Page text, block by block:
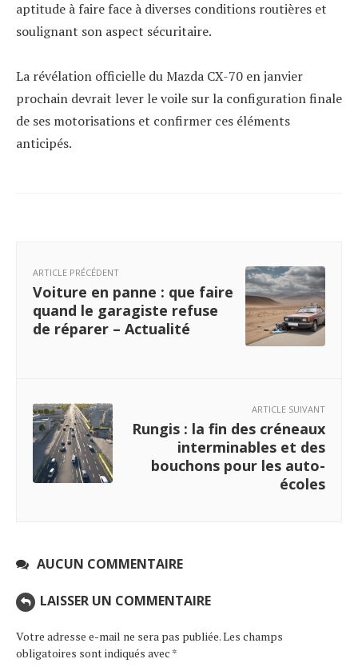
aptitude à faire face à diverses conditions routières et
soulignant son aspect sécuritaire.
La révélation officielle du Mazda CX-70 en janvier
prochain devrait lever le voile sur la configuration finale
de ses motorisations et confirmer ces éléments
anticipés.
ARTICLE PRÉCÉDENT
Voiture en panne : que faire
quand le garagiste refuse
de réparer – Actualité
ARTICLE SUIVANT
Rungis : la fin des créneaux
interminables et des
bouchons pour les auto-
écoles
AUCUN COMMENTAIRE
LAISSER UN COMMENTAIRE
Votre adresse e-mail ne sera pas publiée.Les champs
obligatoires sont indiqués avec *